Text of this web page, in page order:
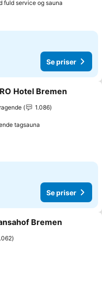
fuld service og sauna
Se priser
favoritter
Hotel Bremen
1.086
tagsauna
Se priser
favoritter
Bremen